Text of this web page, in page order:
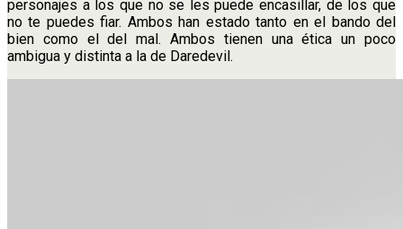
personajes a los que no se les puede encasillar, de los que
no te puedes fiar. Ambos han estado tanto en el bando del
bien como el del mal. Ambos tienen una ética un poco
ambigua y distinta a la de Daredevil.